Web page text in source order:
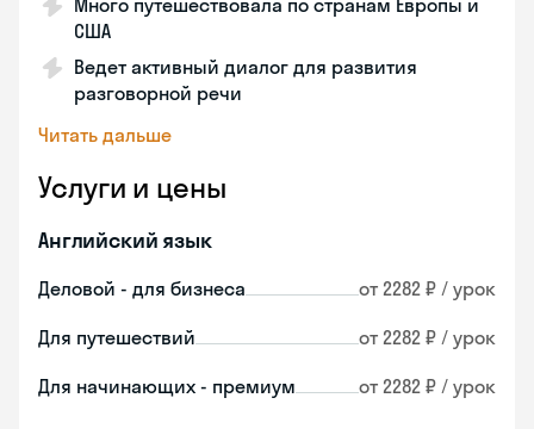
Много путешествовала по странам Европы и
США
Ведет активный диалог для развития
разговорной речи
Читать дальше
Услуги и цены
Английский язык
Деловой - для бизнеса от 2282 ₽ / урок
Для путешествий от 2282 ₽ / урок
Для начинающих - премиум от 2282 ₽ / урок